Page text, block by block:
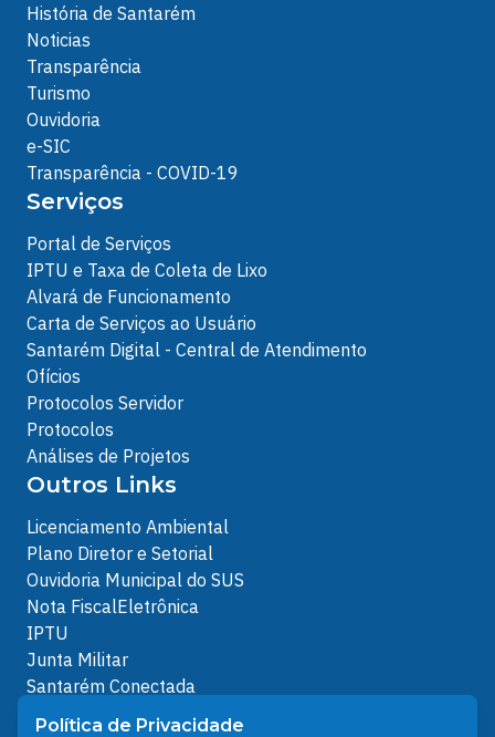
História de Santarém
Noticias
Transparência
Turismo
Ouvidoria
e-SIC
Transparência - COVID-19
Serviços
Portal de Serviços
IPTU e Taxa de Coleta de Lixo
Alvará de Funcionamento
Carta de Serviços ao Usuário
Santarém Digital - Central de Atendimento
Ofícios
Protocolos Servidor
Protocolos
Análises de Projetos
Outros Links
Licenciamento Ambiental
Plano Diretor e Setorial
Ouvidoria Municipal do SUS
Nota FiscalEletrônica
IPTU
Junta Militar
Santarém Conectada
Política de Privacidade
Política de Privacidade